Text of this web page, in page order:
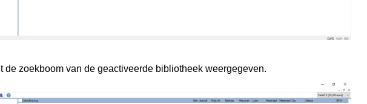
de zoekboom van de geactiveerde bibliotheek weergegeven.